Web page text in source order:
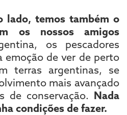
lado, temos também o
os nossos amigos
os pescadores
emoção de ver de perto
terras argentinas, se
mais avançado
de conservação. Nada
condições de fazer.